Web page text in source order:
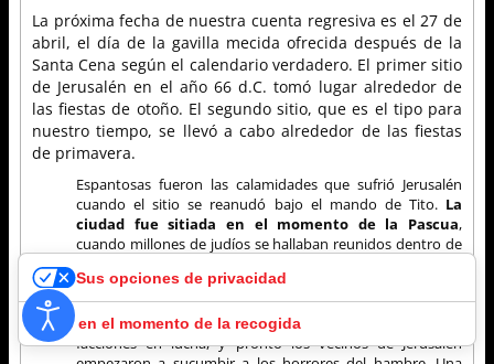
La próxima fecha de nuestra cuenta regresiva es el 27 de
abril, el día de la gavilla mecida ofrecida después de la
Santa Cena según el calendario verdadero. El primer sitio
de Jerusalén en el año 66 d.C. tomó lugar alrededor de
las fiestas de otoño. El segundo sitio, que es el tipo para
nuestro tiempo, se llevó a cabo alrededor de las fiestas
de primavera.
Espantosas fueron las calamidades que sufrió Jerusalén
cuando el sitio se reanudó bajo el mando de Tito. La
ciudad fue sitiada en el momento de la Pascua,
cuando millones de judíos se hallaban reunidos dentro de
sido conservados, hubieran podido abastecer a toda la
población por varios años, habían sido destruidos a
consecuencia de la rivalidad y de las represalias de las
facciones en lucha, y pronto los vecinos de Jerusalén
Sus opciones de privacidad
Aviso en el momento de la recogida